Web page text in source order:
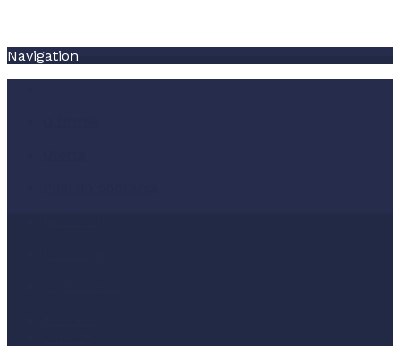
Navigation